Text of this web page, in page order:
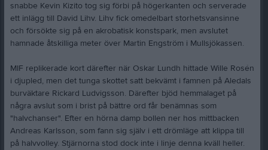
snabbe Kevin Kizito tog sig förbi på högerkanten och serverade
ett inlägg till David Lihv. Lihv fick omedelbart storhetsvansinne
och försökte sig på en akrobatisk konstspark, men avslutet
hamnade åtskilliga meter över Martin Engström i Mullsjökassen.
MIF replikerade kort därefter när Oskar Lundh hittade Wille Rosén
i djupled, men det tunga skottet satt bekvämt i famnen på Aledals
burväktare Rickard Ludvigsson. Därefter bjöd hemmalaget på
några avslut som i brist på bättre ord får benämnas som
"halvchanser". Efter en hörna damp bollen ner hos mittbacken
Andreas Karlsson, som fann sig själv i ett drömläge att klippa till
på halvvolley. Stjärnorna stod dock inte i linje denna kväll heller.